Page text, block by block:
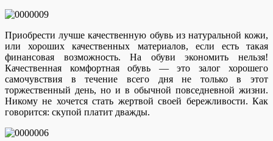
Приобрести лучше качественную обувь из натуральной кожи,
или хороших качественных материалов, если есть такая
финансовая возможность. На обуви экономить нельзя!
Качественная комфортная обувь — это залог хорошего
самочувствия в течение всего дня не только в этот
торжественный день, но и в обычной повседневной жизни.
Никому не хочется стать жертвой своей бережливости. Как
говорится: скупой платит дважды.